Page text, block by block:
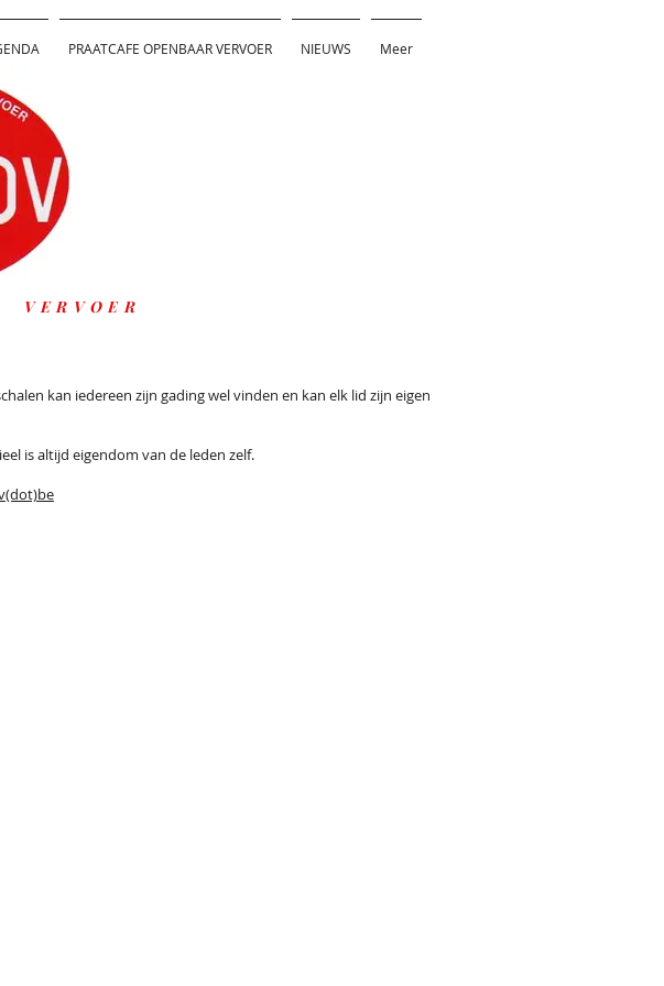
PRAATCAFE OPENBAAR VERVOER NIEUWS Meer
VERVOER
kan iedereen zijn gading wel vinden en kan elk lid zijn eigen
is altijd eigendom van de leden zelf.